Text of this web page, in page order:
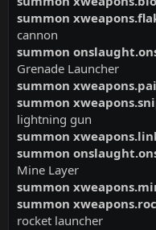
summon
cannon
summon
Grenade Launcher
summon
summon
lightning gun
summon
summon
Mine Layer
summon
summon
rocket launcher